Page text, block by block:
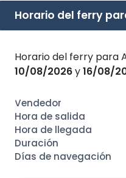
Horario del ferry
Horario del ferry para
10/08/2026y16/08/